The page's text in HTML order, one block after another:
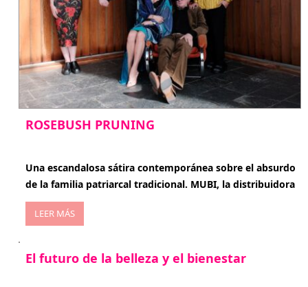
ROSEBUSH PRUNING
Una escandalosa sátira contemporánea sobre el absurdo
de la familia patriarcal tradicional. MUBI, la distribuidora
LEER MÁS
El futuro de la belleza y el bienestar